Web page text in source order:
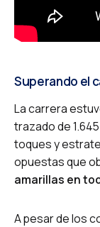
Superando el
La carrera
trazado de
toques y
opuestas que
amarillas en
A pesar de los